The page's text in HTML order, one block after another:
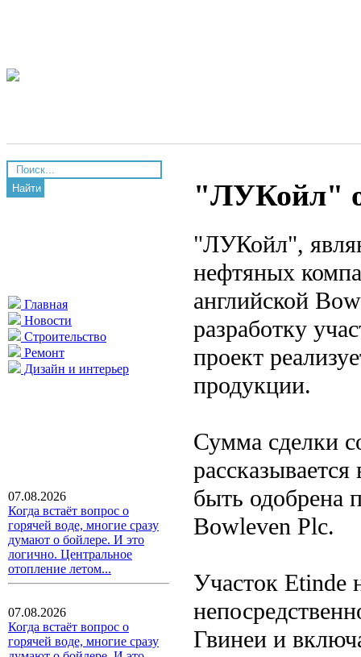
Найти
Главная
Новости
Строительство
Ремонт
Дизайн и интерьер
07.08.2026
Когда встаёт вопрос о
горячей воде, многие сразу
думают о бойлере. И это
логично. Центральное
отопление летом...
07.08.2026
Когда встаёт вопрос о
горячей воде, многие сразу
"ЛУКойл"
"ЛУКойл",
нефтяных
английской
разработку
проект
продукции.
Сумма сделки
быть одобрена
Bowleven Plc.
Участок Etinde
Гвинеи и